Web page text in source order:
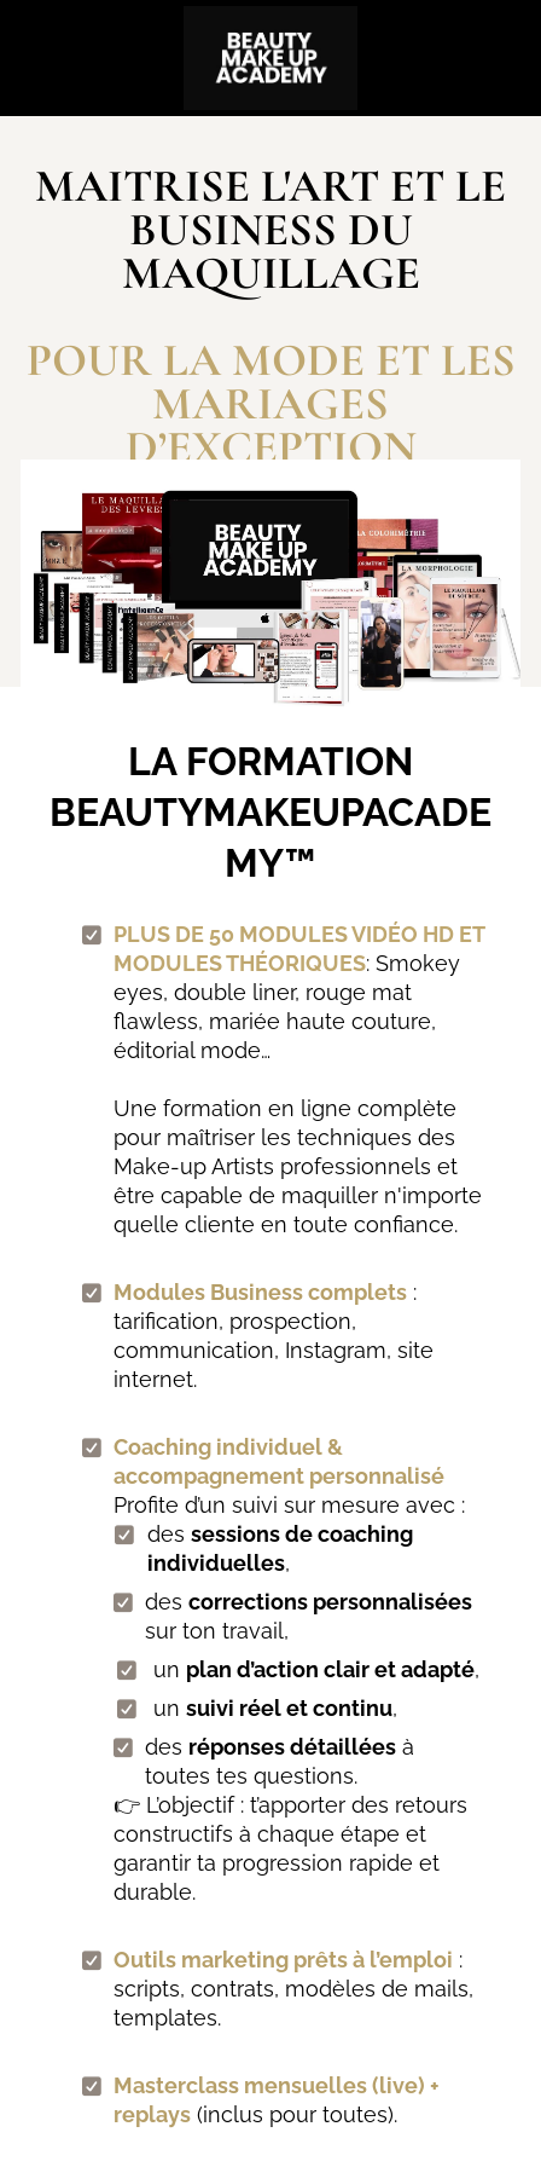
MAITRISE L'ART ET LE
BUSINESS DU
MAQUILLAGE
POUR LA MODE ET LES
MARIAGES
D’EXCEPTION
LA FORMATION
BEAUTYMAKEUPACADE
MY™
PLUS DE 50 MODULES VIDÉO HD ET
MODULES THÉORIQUES: Smokey
eyes, double liner, rouge mat
flawless, mariée haute couture,
éditorial mode…
Une formation en ligne complète
pour maîtriser les techniques des
Make-up Artists professionnels et
être capable de maquiller n'importe
quelle cliente en toute confiance.
Modules Business complets :
tarification, prospection,
communication, Instagram, site
internet.
Coaching individuel &
accompagnement personnalisé
Profite d’un suivi sur mesure avec :
dessessions de coaching
individuelles,
des corrections personnalisées
sur ton travail,
un plan d’action clair et adapté,
un suivi réel et continu,
des réponses détaillées à
toutes tes questions.
👉 L’objectif : t’apporter des retours
constructifs à chaque étape et
garantir ta progression rapide et
durable.
Outils marketing prêts à l’emploi :
scripts, contrats, modèles de mails,
templates.
Masterclass mensuelles (live) +
replays (inclus pour toutes).